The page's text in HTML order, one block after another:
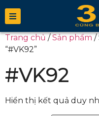
Trang chủ/Sản phẩm/
“#VK92”
#VK92
Hiển thị kết quả duy